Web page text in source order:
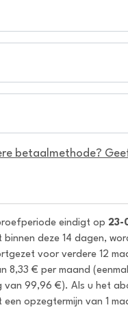
betaalmethode?
eindigt op 23-
deze 14 dagen,
voor verdere 12
8,33 € per maand
van 99,96 €). Als u het
een opzegtermijn van 1